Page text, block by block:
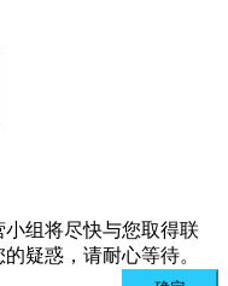
组将尽快与您取得联
疑惑，请耐心等待。